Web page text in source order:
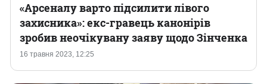
16 травня 2023, 12:25
«Арсеналу варто підсилити лівого
захисника»: екс-гравець канонірів
зробив неочікувану заяву щодо Зінченка